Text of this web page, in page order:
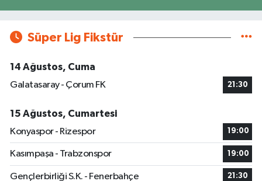
Süper Lig Fikstür
14 Ağustos, Cuma
Galatasaray - Çorum FK
21:30
15 Ağustos, Cumartesi
Konyaspor - Rizespor
19:00
Kasımpaşa - Trabzonspor 19:00
Gençlerbirliği S.K. - Fenerbahçe 21:30